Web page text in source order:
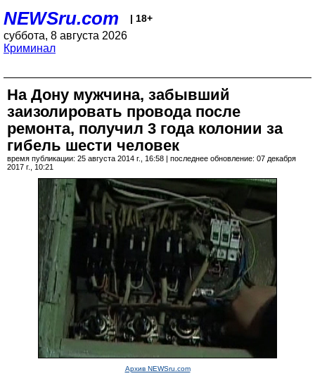
NEWSru.com | 18+
суббота, 8 августа 2026
Криминал
На Дону мужчина, забывший
заизолировать провода после
ремонта, получил 3 года колонии за
гибель шести человек
время публикации: 25 августа 2014 г., 16:58 | последнее обновление: 07 декабря
2017 г., 10:21
Архив NEWSru.com